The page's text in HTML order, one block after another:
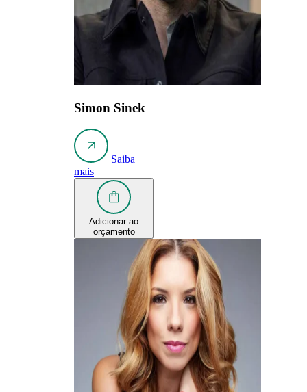
Simon Sinek
Saiba
mais
Adicionar ao
orçamento